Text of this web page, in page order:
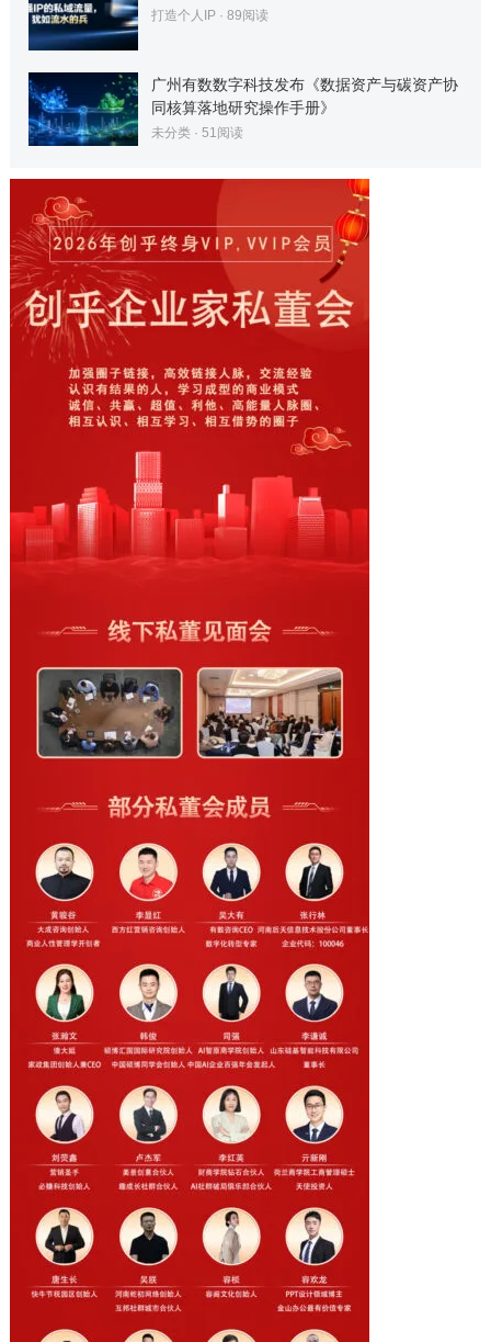
打造个人IP· 89阅读
广州有数数字科技发布《数据资产与碳资产协
同核算落地研究操作手册》
未分类· 51阅读